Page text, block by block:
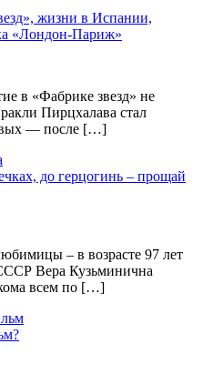
жизни в Испании,
«Лондон-Париж»
в «Фабрике звезд» не
Пирцхалава стал
— после […]
до герцогинь – прощай
– в возрасте 97 лет
Вера Кузьминична
всем по […]